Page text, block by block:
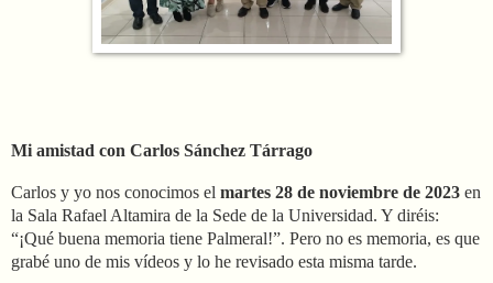
Mi amistad con Carlos Sánchez Tárrago
Carlos y yo nos conocimos el martes 28 de noviembre de 2023 en
la Sala Rafael Altamira de la Sede de la Universidad. Y diréis:
“¡Qué buena memoria tiene Palmeral!”. Pero no es memoria, es que
grabé uno de mis vídeos y lo he revisado esta misma tarde.